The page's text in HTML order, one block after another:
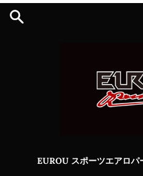
コ
EUROU スポーツエアロパ